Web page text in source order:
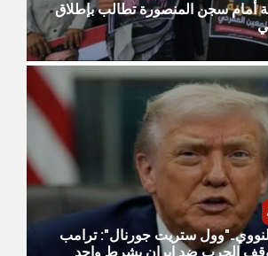
أمام سجن المنصورة تطالب بإطلاق
ستريت جورنال": ترامب
وقف الحرب ضد إيران بشرط واحد